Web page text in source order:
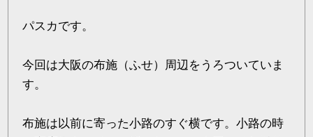
パスカです。
今回は大阪の布施（ふせ）周辺をうろついていま
す。
布施は以前に寄った小路のすぐ横です。小路の時